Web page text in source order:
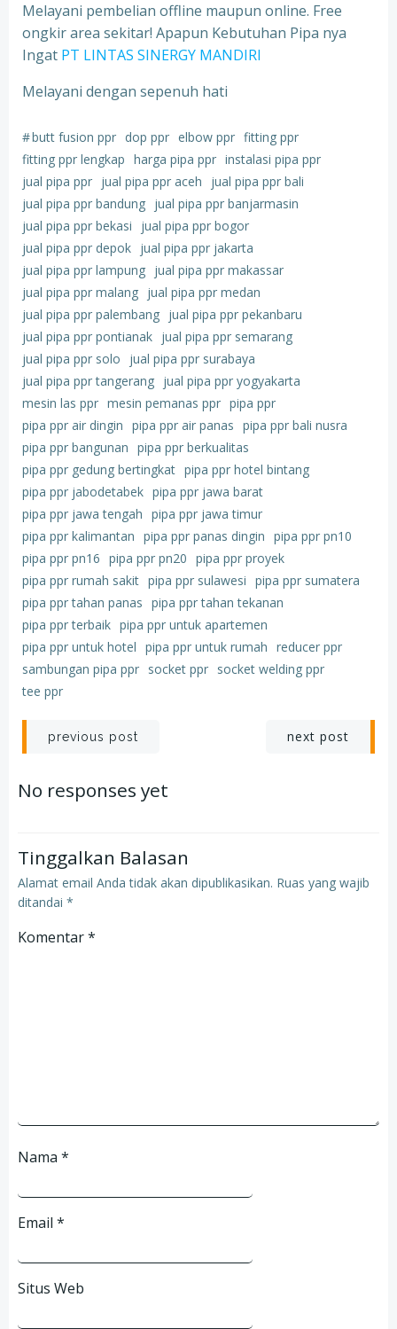
Melayani pembelian offline maupun online. Free
ongkir area sekitar! Apapun Kebutuhan Pipa nya
Ingat PT LINTAS SINERGY MANDIRI
Melayani dengan sepenuh hati
#butt fusion ppr dop ppr elbow ppr fitting ppr
fitting ppr lengkap harga pipa ppr instalasi pipa ppr
jual pipa ppr jual pipa ppr aceh
jual pipa ppr bali
jual pipa ppr bandung jual pipa ppr banjarmasin
jual pipa ppr bekasi
jual pipa ppr bogor
jual pipa ppr depok jual pipa ppr jakarta
jual pipa ppr lampung jual pipa ppr makassar
jual pipa ppr malang jual pipa ppr medan
jual pipa ppr palembang jual pipa ppr pekanbaru
jual pipa ppr pontianak jual pipa ppr semarang
jual pipa ppr solo
jual pipa ppr surabaya
jual pipa ppr tangerang jual pipa ppr yogyakarta
mesin las ppr mesin pemanas ppr pipa ppr
pipa ppr air dingin pipa ppr air panas pipa ppr bali nusra
pipa ppr bangunan pipa ppr berkualitas
pipa ppr gedung bertingkat pipa ppr hotel bintang
pipa ppr jabodetabek pipa ppr jawa barat
pipa ppr jawa tengah pipa ppr jawa timur
pipa ppr kalimantan pipa ppr panas dingin pipa ppr pn10
pipa ppr pn16 pipa ppr pn20 pipa ppr proyek
pipa ppr rumah sakit pipa ppr sulawesi pipa ppr sumatera
pipa ppr tahan panas pipa ppr tahan tekanan
pipa ppr terbaik pipa ppr untuk apartemen
pipa ppr untuk hotel pipa ppr untuk rumah reducer ppr
sambungan pipa ppr socket ppr socket welding ppr
tee ppr
Post
navigation
previous post next post
No responses yet
Tinggalkan Balasan
Alamat email Anda tidak akan dipublikasikan. Ruas yang wajib
ditandai *
Komentar*
Nama *
Email *
Situs Web